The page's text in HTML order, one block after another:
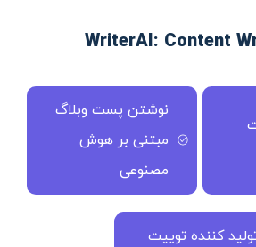
نوشتن پست وبلاگ
مبتنی بر هوش
مصنوعی
کننده توییت